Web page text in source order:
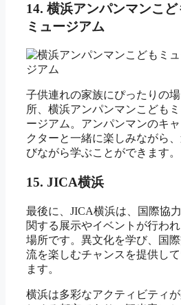
14. 横浜アンパンマンこど
ミュージアム
子供連れの家族にぴったりの場
所、横浜アンパンマンこどもミ
ージアム。アンパンマンのキャ
クターと一緒に楽しみながら
びながら学ぶことができます。
15. JICA横浜
最後に、JICA横浜は、国際協
関する展示やイベントが行われ
場所です。異文化を学び、国
流を楽しむチャンスを提供し
ます。
横浜は多彩なアクティビティ